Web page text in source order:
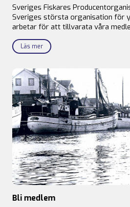
Sveriges Fiskares
Sveriges största organisation för
arbetar för att tillvarata våra
Läs mer
Bli medlem